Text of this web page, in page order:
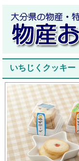
いちじくクッキー